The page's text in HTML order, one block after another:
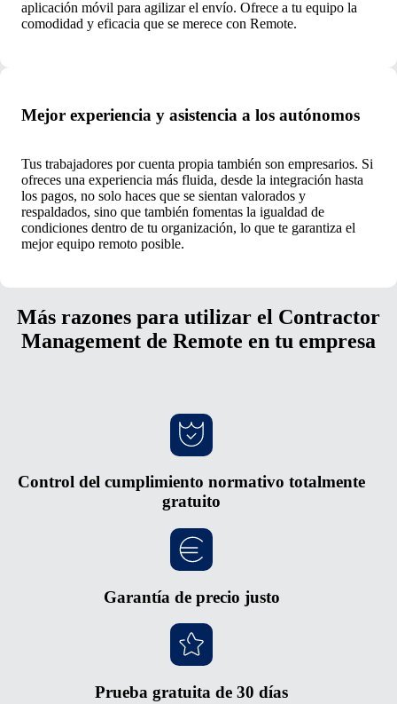
aplicación móvil para agilizar el envío. Ofrece a tu equipo la
comodidad y eficacia que se merece con Remote.
Mejor experiencia y asistencia a los autónomos
Tus trabajadores por cuenta propia también son empresarios. Si
ofreces una experiencia más fluida, desde la integración hasta
los pagos, no solo haces que se sientan valorados y
respaldados, sino que también fomentas la igualdad de
condiciones dentro de tu organización, lo que te garantiza el
mejor equipo remoto posible.
Más razones para utilizar el Contractor
Management de Remote en tu empresa
Control del cumplimiento normativo totalmente
gratuito
Garantía de precio justo
Prueba gratuita de 30 días